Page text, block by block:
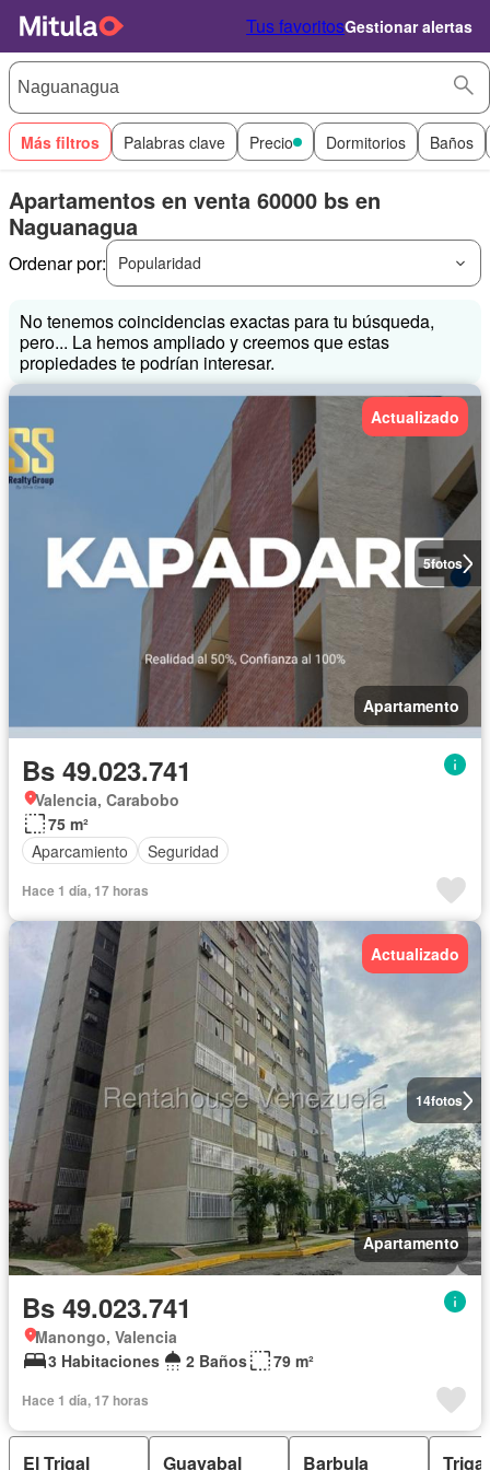
Tus favoritosGestionar alertas
Más filtros Palabras clave Precio Dormitorios Baños
Apartamentos en venta 60000 bs en
Naguanagua
Ordenar por: Popularidad
No tenemos coincidencias exactas para tu búsqueda,
pero... La hemos ampliado y creemos que estas
propiedades te podrían interesar.
5fotos
Actualizado
Apartamento
Bs 49.023.741
Valencia, Carabobo
75 m²
Aparcamiento
Seguridad
Hace 1 día, 17 horas
14fotos
Actualizado
Apartamento
Bs 49.023.741
Manongo, Valencia
3 Habitaciones
2 Baños 79 m²
Hace 1 día, 17 horas
El Trigal Guayabal Barbula Trigal